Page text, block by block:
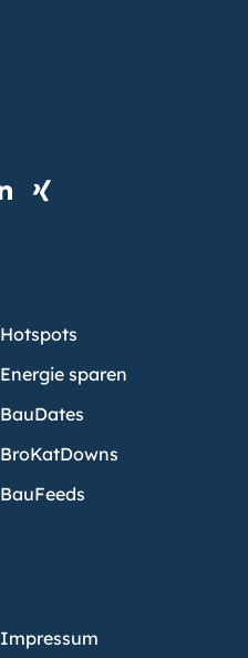
Hotspots
Energie sparen
BauDates
BroKatDowns
BauFeeds
Impressum